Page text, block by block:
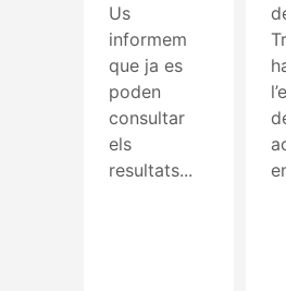
Us
informem
que ja es
poden
consultar
els
resultats...